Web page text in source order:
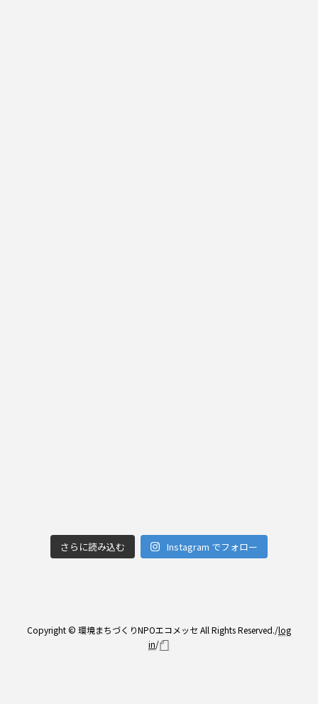
さらに読み込む Instagram でフォロー
Copyright © 環境まちづくりNPOエコメッセ All Rights Reserved./log
in/